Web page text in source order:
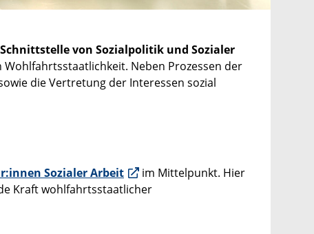
Schnittstelle von Sozialpolitik und Sozialer
Neben Prozessen der
die Vertretung der Interessen sozial
Sozialer Arbeit
im Mittelpunkt. Hier
Kraft wohlfahrtsstaatlicher